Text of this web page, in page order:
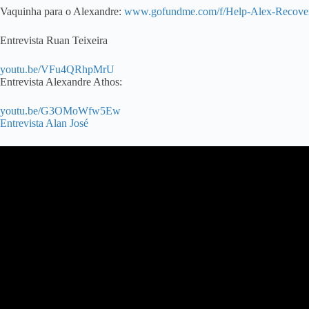
Vaquinha para o Alexandre: www.gofundme.com/f/Help-Alex-
Entrevista Ruan Teixeira
youtu.be/VFu4QRhpMrU
Entrevista Alexandre Athos:
youtu.be/G3OMoWfw5Ew
Entrevista Alan José